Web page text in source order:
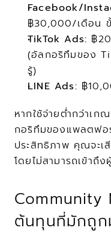
Facebook/
฿30,000/เดือน
TikTok Ads: ฿
(อัลกอริทึมของ
รู้)
LINE Ads: ฿
หากใช้จ่ายต่ำกว่าเก
กอริทึมของแพลตฟอ
ประสิทธิภาพ คุณจะเ
โดยไม่สามารถเข้าถึ
Community
ต้นทุนที่มักถูก